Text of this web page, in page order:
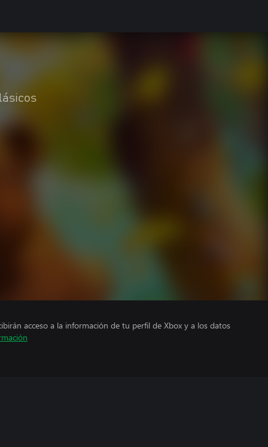
acceso a la información de tu perfil de Xbox y a los datos